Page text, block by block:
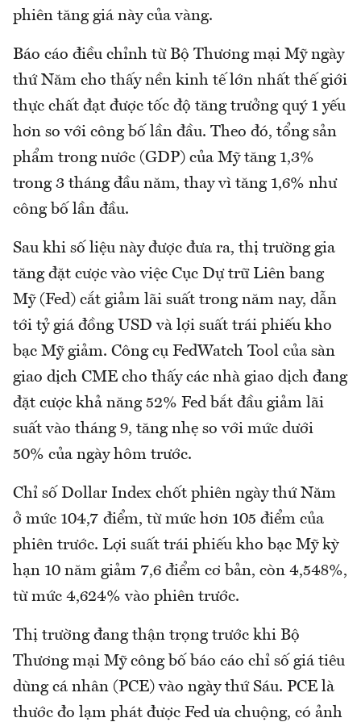
phiên tăng giá này của vàng.
Báo cáo điều chỉnh từ Bộ Thương mại Mỹ ngày
thứ Năm cho thấy nền kinh tế lớn nhất thế giới
thực chất đạt được tốc độ tăng trưởng quý 1 yếu
hơn so với công bố lần đầu. Theo đó, tổng sản
phẩm trong nước (GDP) của Mỹ tăng 1,3%
trong 3 tháng đầu năm, thay vì tăng 1,6% như
công bố lần đầu.
Sau khi số liệu này được đưa ra, thị trường gia
tăng đặt cược vào việc Cục Dự trữ Liên bang
Mỹ (Fed) cắt giảm lãi suất trong năm nay, dẫn
tới tỷ giá đồng USD và lợi suất trái phiếu kho
bạc Mỹ giảm. Công cụ FedWatch Tool của sàn
giao dịch CME cho thấy các nhà giao dịch đang
đặt cược khả năng 52% Fed bắt đầu giảm lãi
suất vào tháng 9, tăng nhẹ so với mức dưới
50% của ngày hôm trước.
Chỉ số Dollar Index chốt phiên ngày thứ Năm
ở mức 104,7 điểm, từ mức hơn 105 điểm của
phiên trước. Lợi suất trái phiếu kho bạc Mỹ kỳ
hạn 10 năm giảm 7,6 điểm cơ bản, còn 4,548%,
từ mức 4,624% vào phiên trước.
Thị trường đang thận trọng trước khi Bộ
Thương mại Mỹ công bố báo cáo chỉ số giá tiêu
dùng cá nhân (PCE) vào ngày thứ Sáu. PCE là
thước đo lạm phát được Fed ưa chuộng, có ảnh